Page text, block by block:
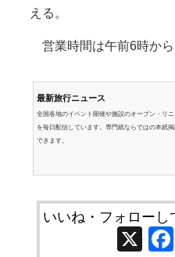
える。
営業時間は午前6時から
最新旅行ニュース
全国各地のイベント開催や施設のオープン・リ
を毎日配信しています。専門紙ならではの本紙
できます。
いいね・フォローし
X